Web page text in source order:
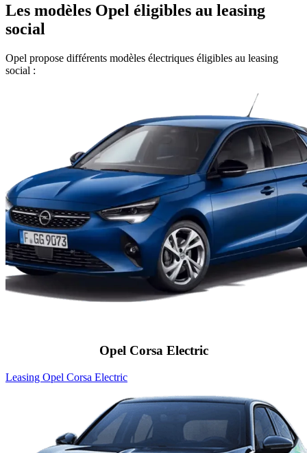
Les modèles Opel éligibles au leasing
social
Opel propose différents modèles électriques éligibles au leasing
social :​
Opel Corsa Electric
Leasing Opel Corsa Electric